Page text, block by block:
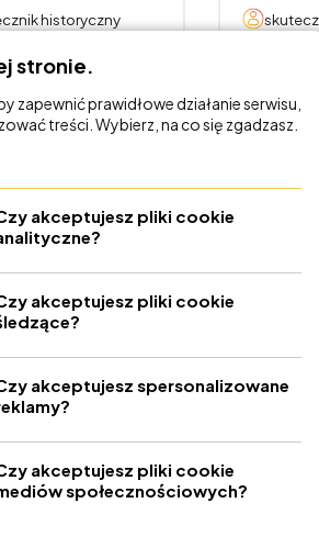
historyczny
DO
Polityka
stronie.
zapewnić prawidłowe działanie serwisu,
treści. Wybierz, na co się zgadzasz.
akceptujesz pliki cookie
akceptujesz pliki cookie
akceptujesz spersonalizowane
akceptujesz pliki cookie
społecznościowych?